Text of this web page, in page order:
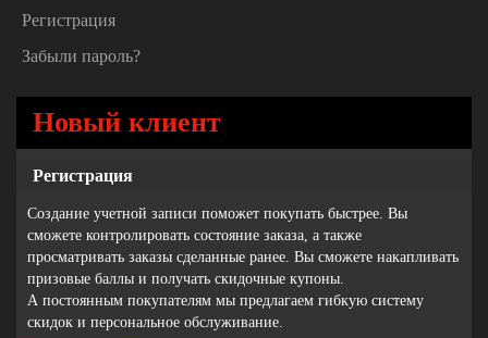
Регистрация
Забыли пароль?
Новый клиент
Регистрация
Создание учетной записи поможет покупать быстрее. Вы
сможете контролировать состояние заказа, а также
просматривать заказы сделанные ранее. Вы сможете накапливать
призовые баллы и получать скидочные купоны.
А постоянным покупателям мы предлагаем гибкую систему
скидок и персональное обслуживание.